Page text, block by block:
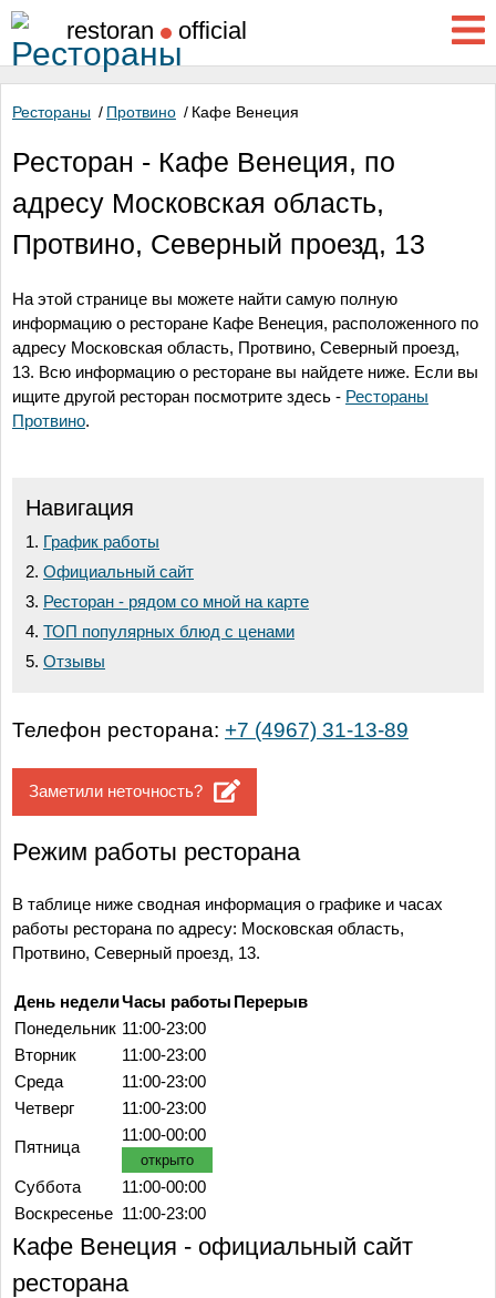
restoran official
Рестораны / Протвино / Кафе Венеция
Ресторан - Кафе Венеция, по
адресу Московская область,
Протвино, Северный проезд, 13
На этой странице вы можете найти самую полную
информацию о ресторане Кафе Венеция, расположенного по
адресу Московская область, Протвино, Северный проезд,
13. Всю информацию о ресторане вы найдете ниже. Если вы
ищите другой ресторан посмотрите здесь - Рестораны
Протвино.
Навигация
График работы
Официальный сайт
Ресторан - рядом со мной на карте
ТОП популярных блюд с ценами
Отзывы
Телефон ресторана: +7 (4967) 31-13-89
Заметили неточность?
Режим работы ресторана
В таблице ниже сводная информация о графике и часах
работы ресторана по адресу: Московская область,
Протвино, Северный проезд, 13.
День неделиЧасы работы Перерыв
Понедельник 11:00-23:00
Вторник
11:00-23:00
Среда
11:00-23:00
Четверг
11:00-23:00
Пятница
11:00-00:00
открыто
Суббота
11:00-00:00
Воскресенье 11:00-23:00
Кафе Венеция - официальный сайт
ресторана